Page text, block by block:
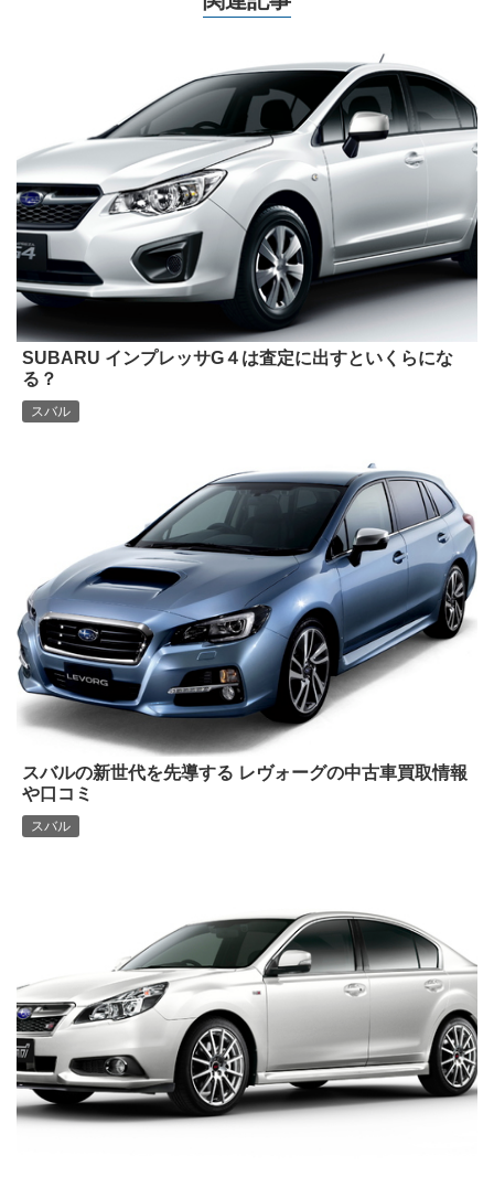
SUBARU インプレッサG４は査定に出すといくらにな
る？
スバル
スバルの新世代を先導する レヴォーグの中古車買取情報
や口コミ
スバル